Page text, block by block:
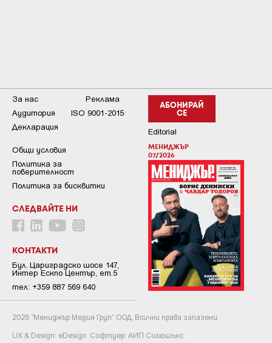
АБОНИРАЙ
СЕ
Editorial
МЕНИДЖЪР
07/2026
За нас
Реклама
Аудитория
ISO 9001-2015
Декларация
Общи условия
Пoлитикa зa
пoвepитeлнocт
Политика за бисквитки
СЛЕДВАЙТЕ НИ
КОНТАКТИ
Бул. Цариградско шосе 147,
Интер Ескпо Център, ет.5
тел: +359 887 569 640
2026 “Мениджър Медия Груп” ООД. Всички права запазени.
UX & Design: eDesign Софтуер: АИП Солюшънс